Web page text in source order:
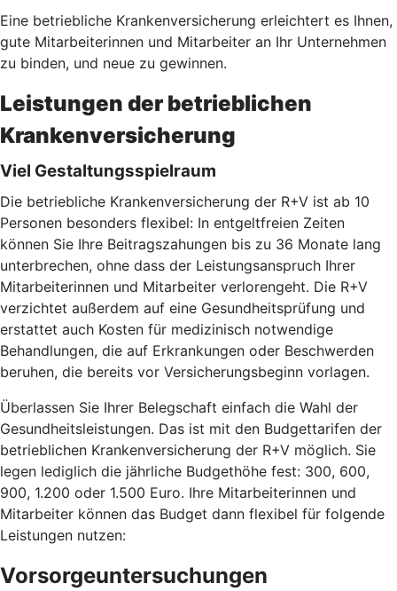
Eine betriebliche Krankenversicherung erleichtert es Ihnen,
gute Mitarbeiterinnen und Mitarbeiter an Ihr Unternehmen
zu binden, und neue zu gewinnen.
Leistungen der betrieblichen
Krankenversicherung
Viel Gestaltungsspielraum
Die betriebliche Krankenversicherung der R+V ist ab 10
Personen besonders flexibel: In entgeltfreien Zeiten
können Sie Ihre Beitragszahungen bis zu 36 Monate lang
unterbrechen, ohne dass der Leistungsanspruch Ihrer
Mitarbeiterinnen und Mitarbeiter verlorengeht. Die R+V
verzichtet außerdem auf eine Gesundheitsprüfung und
erstattet auch Kosten für medizinisch notwendige
Behandlungen, die auf Erkrankungen oder Beschwerden
beruhen, die bereits vor Versicherungsbeginn vorlagen.
Überlassen Sie Ihrer Belegschaft einfach die Wahl der
Gesundheitsleistungen. Das ist mit den Budgettarifen der
betrieblichen Krankenversicherung der R+V möglich. Sie
legen lediglich die jährliche Budgethöhe fest: 300, 600,
900, 1.200 oder 1.500 Euro. Ihre Mitarbeiterinnen und
Mitarbeiter können das Budget dann flexibel für folgende
Leistungen nutzen:
Vorsorgeuntersuchungen